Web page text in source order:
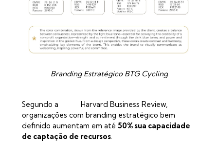
Branding Estratégico BTG Cycling
Segundo a Harvard Business Review
organizações com branding estratégico bem
definido aumentam em até 50% sua capacidade
de captação de recursos